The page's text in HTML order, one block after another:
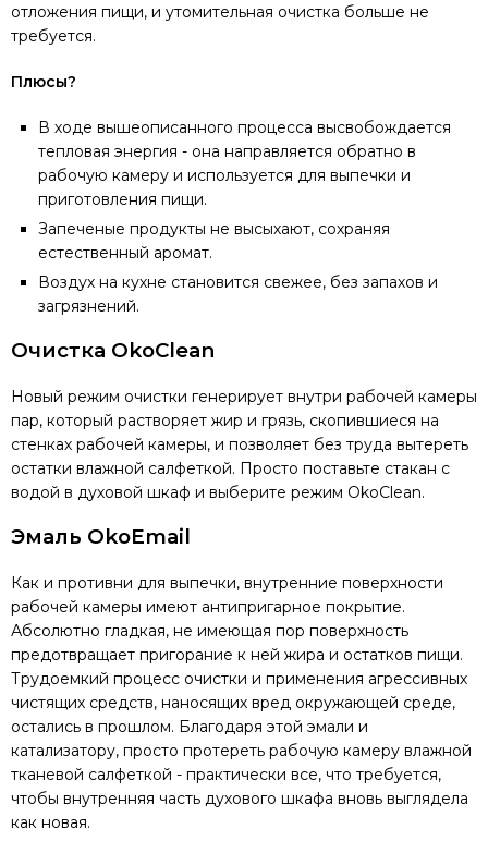
отложения пищи, и утомительная очистка больше не
требуется.
Плюсы?
В ходе вышеописанного процесса высвобождается
тепловая энергия - она направляется обратно в
рабочую камеру и используется для выпечки и
приготовления пищи.
Запеченые продукты не высыхают, сохраняя
естественный аромат.
Воздух на кухне становится свежее, без запахов и
загрязнений.
Очистка OkoClean
Новый режим очистки генерирует внутри рабочей камеры
пар, который растворяет жир и грязь, скопившиеся на
стенках рабочей камеры, и позволяет без труда вытереть
остатки влажной салфеткой. Просто поставьте стакан с
водой в духовой шкаф и выберите режим OkoClean.
Эмаль OkoEmail
Как и противни для выпечки, внутренние поверхности
рабочей камеры имеют антипригарное покрытие.
Абсолютно гладкая, не имеющая пор поверхность
предотвращает пригорание к ней жира и остатков пищи.
Трудоемкий процесс очистки и применения агрессивных
чистящих средств, наносящих вред окружающей среде,
остались в прошлом. Благодаря этой эмали и
катализатору, просто протереть рабочую камеру влажной
тканевой салфеткой - практически все, что требуется,
чтобы внутренняя часть духового шкафа вновь выглядела
как новая.